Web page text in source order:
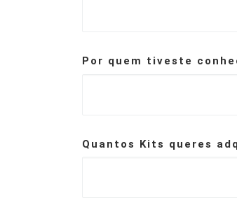
Por quem tiveste
Quantos Kits queres